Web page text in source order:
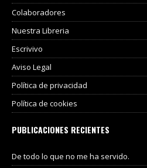
Colaboradores
Nuestra Libreria
Escrivivo
Aviso Legal
Política de privacidad
Política de cookies
PUBLICACIONES RECIENTES
De todo lo que no me ha servido.